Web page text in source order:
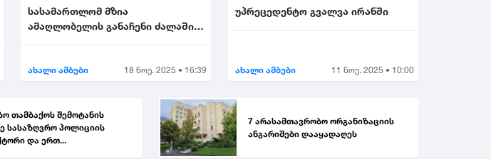
სასამართლომ მზია
ამაღლობელის განაჩენი ძალაში
ახალი ამბები 18 ნოე. 2025 • 16:39
უპრეცედენტო გვალვა ირანში
ახალი ამბები 11 ნოე. 2025 • 10:00
თამბაქოს შემოტანის
სასაზღვრო პოლიციის
და ერთ...
7 არასამთავრობო ორგანიზაციის
ანგარიშები დააყადაღეს